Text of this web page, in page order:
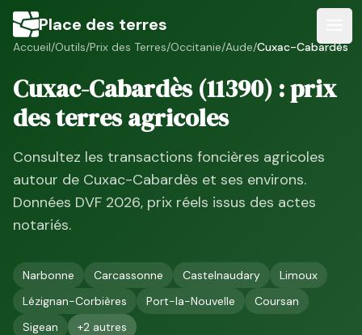
Place des terres
Accueil/Outils/Prix des Terres/Occitanie/Aude/Cuxac-Cabardès
Cuxac-Cabardès(11390) : prix
des terres agricoles
Consultez les transactions foncières agricoles
autour de Cuxac-Cabardès et ses environs.
Données DVF 2026, prix réels issus des actes
notariés.
Narbonne Carcassonne Castelnaudary
Limoux
Lézignan-Corbières
Port-la-Nouvelle
Coursan
Sigean
+2 autres